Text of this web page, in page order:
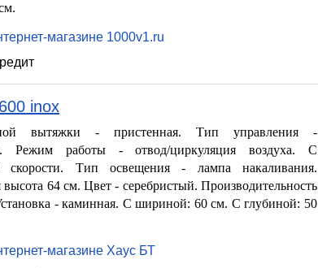
магазине 1000v1.ru
inox
вытяжки - пристенная. Тип управления -
Режим работы - отвод/циркуляция воздуха. С
скорости. Тип освещения - лампа накаливания.
64 см. Цвет - серебристый. Производительность
- каминная. С шириной: 60 см. С глубиной: 50
магазине Хаус БТ